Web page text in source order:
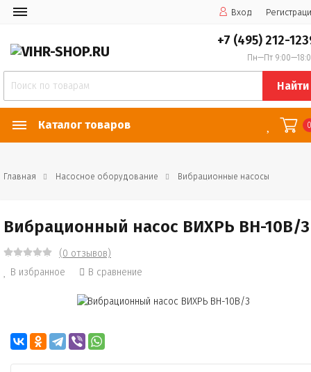
Вход
+7 (495) 212-
Пн—Пт
Найти
Каталог товаров
Главная Насосное оборудование Вибрационные насосы
Вибрационный насос ВИХРЬ ВН-10В/3
(0 отзывов)
В избранное
В сравнение